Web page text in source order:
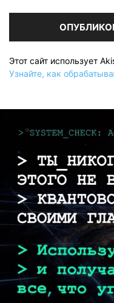
Этот сайт использует
Узнайте, как